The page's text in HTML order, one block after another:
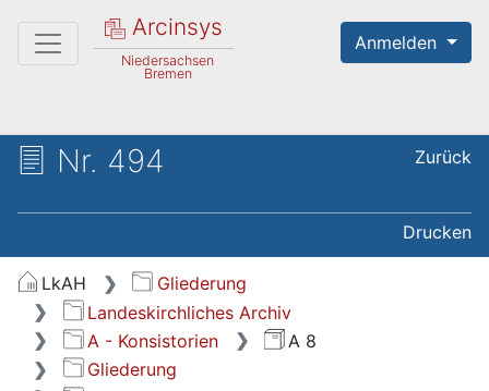
Arcinsys
Niedersachsen
Bremen
Anmelden
Nr. 494 Zurück
Drucken
LkAH
Gliederung
Landeskirchliches Archiv
A - Konsistorien
A 8
Gliederung